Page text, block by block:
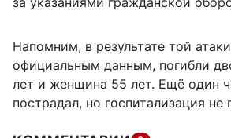
Напомним, в результате той
официальным данным, погибли
лет и женщина 55 лет. Ещё один
пострадал, но госпитализация не